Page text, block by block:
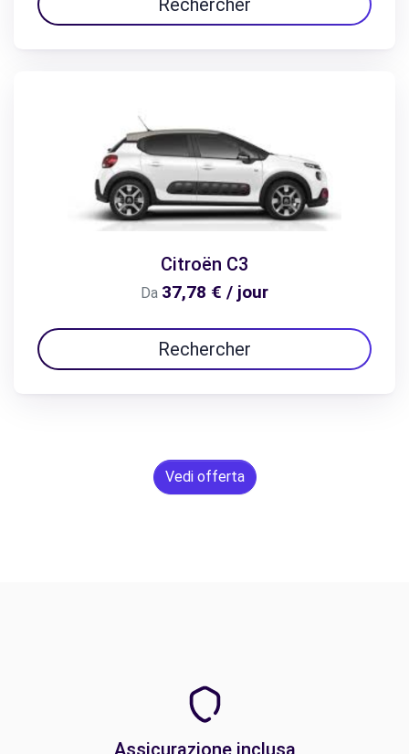
Rechercher
Citroën C3
Da 37,78 € / jour
Rechercher
Vedi offerta
Assicurazione inclusa